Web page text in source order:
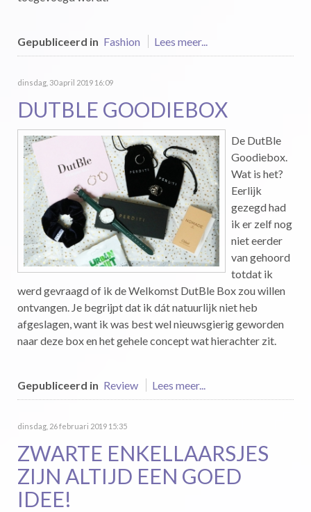
Gepubliceerd in Fashion Lees meer...
dinsdag, 30 april 2019 16:09
DUTBLE GOODIEBOX
De DutBle
Goodiebox.
Wat is het?
Eerlijk
gezegd had
ik er zelf nog
niet eerder
van gehoord
totdat ik
werd gevraagd of ik de Welkomst DutBle Box zou willen
ontvangen. Je begrijpt dat ik dát natuurlijk niet heb
afgeslagen, want ik was best wel nieuwsgierig geworden
naar deze box en het gehele concept wat hierachter zit.
Gepubliceerd in Review Lees meer...
dinsdag, 26 februari 2019 15:35
ZWARTE ENKELLAARSJES
ZIJN ALTIJD EEN GOED
IDEE!